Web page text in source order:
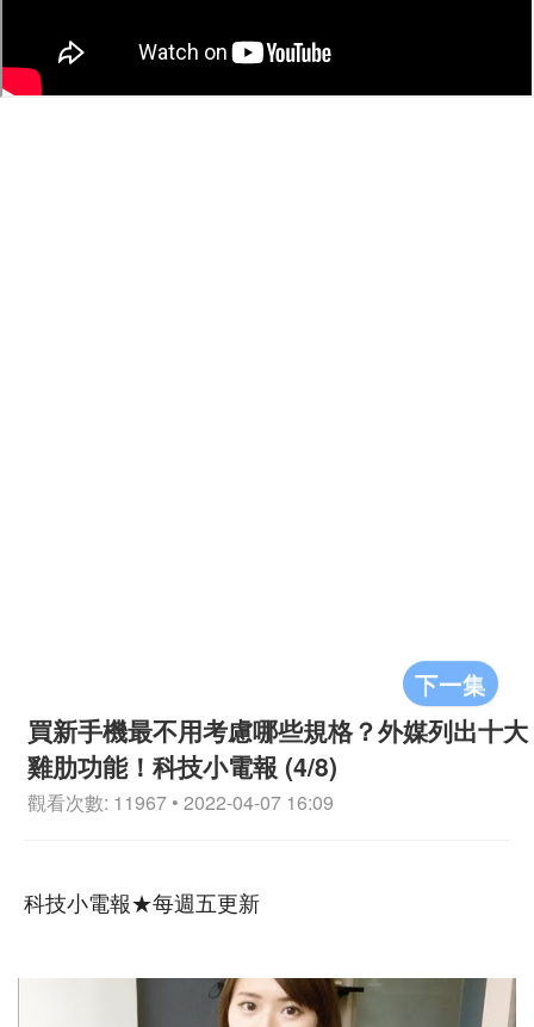
下一集
買新手機最不用考慮哪些規格？外媒列出十大
雞肋功能！科技小電報 (4/8)
觀看次數: 11967 • 2022-04-07 16:09
科技小電報★每週五更新